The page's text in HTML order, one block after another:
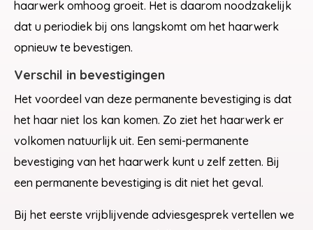
haarwerk omhoog groeit. Het is daarom noodzakelijk
dat u periodiek bij ons langskomt om het haarwerk
opnieuw te bevestigen.
Verschil in bevestigingen
Het voordeel van deze permanente bevestiging is dat
het haar niet los kan komen. Zo ziet het haarwerk er
volkomen natuurlijk uit. Een semi-permanente
bevestiging van het haarwerk kunt u zelf zetten. Bij
een permanente bevestiging is dit niet het geval.
Bij het eerste vrijblijvende adviesgesprek vertellen we